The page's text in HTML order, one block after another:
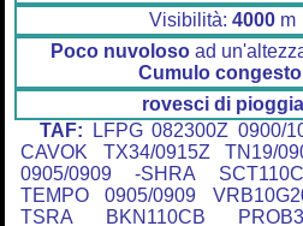
Visibilità: 4000 m
Poco nuvolosoad
Cumulo
rovesci di pioggia
TAF: LFPG 082300Z 0900/
CAVOK TX34/0915Z TN19/
0905/0909 -SHRA
TEMPO 0905/0909
TSRA BKN110CB